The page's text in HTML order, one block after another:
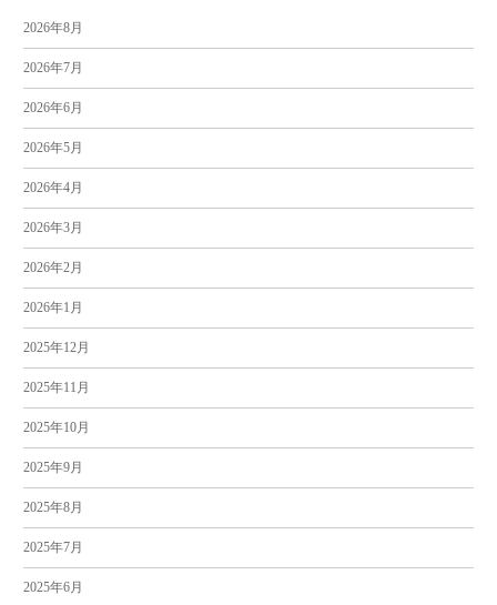
2026年8月
2026年7月
2026年6月
2026年5月
2026年4月
2026年3月
2026年2月
2026年1月
2025年12月
2025年11月
2025年10月
2025年9月
2025年8月
2025年7月
2025年6月